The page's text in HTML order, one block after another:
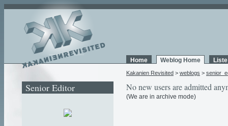
Home Weblog Home
Kakanien Revisited > weblogs >
No new users are admitted
(We are in archive mode)
Senior Editor